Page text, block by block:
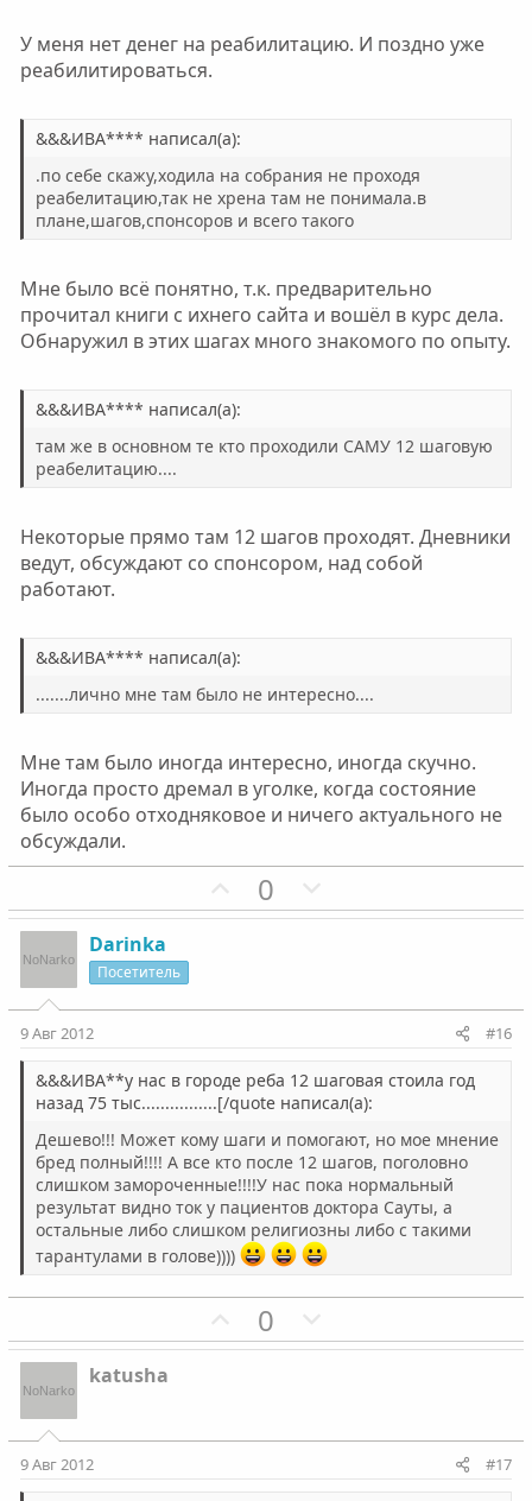
о
л
о
л
У меня нет денег на реабилитацию. И поздно уже
реабилитироваться.
&&&ИВА**** написал(а):
.по себе скажу,ходила на собрания не проходя
реабелитацию,так не хрена там не понимала.в
плане,шагов,спонсоров и всего такого
Мне было всё понятно, т.к. предварительно
прочитал книги с ихнего сайта и вошёл в курс дела.
Обнаружил в этих шагах много знакомого по опыту.
&&&ИВА**** написал(а):
там же в основном те кто проходили САМУ 12 шаговую
реабелитацию....
Некоторые прямо там 12 шагов проходят. Дневники
ведут, обсуждают со спонсором, над собой
работают.
&&&ИВА**** написал(а):
.......лично мне там было не интересно....
Мне там было иногда интересно, иногда скучно.
Иногда просто дремал в уголке, когда состояние
было особо отходняковое и ничего актуального не
обсуждали.
П
о
т
н
ы
й
г
о
л
о
0
е
т
н
ы
й
г
о
л
Darinka
Посетитель
9 Авг 2012 #16
&&&ИВА**у нас в городе реба 12 шаговая стоила год
назад 75 тыс................[/quote написал(а):
Дешево!!! Может кому шаги и помогают, но мое мнение
бред полный!!!! А все кто после 12 шагов, поголовно
слишком замороченные!!!!У нас пока нормальный
результат видно ток у пациентов доктора Сауты, а
остальные либо слишком религиозны либо с такими
тарантулами в голове))))
П
о
т
0
е
т
katusha
9 Авг 2012 #17